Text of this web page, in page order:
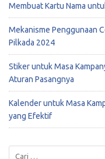
Membuat Kartu Nama
Mekanisme Penggunaan
Pilkada 2024
Stiker untuk Masa
Aturan Pasangnya
Kalender untuk Masa
yang Efektif